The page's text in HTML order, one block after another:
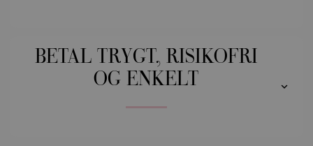
BETAL TRYGT, RISIKOFRI
OG ENKELT